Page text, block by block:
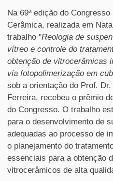
Na 69ª edição do
Cerâmica, realizada em
trabalho "Reologia de
vítreo e controle do
obtenção de vitrocerâmicas
via fotopolimerização em
sob a orientação do Prof.
Ferreira, recebeu o prêmio
do Congresso. O trabalho
para o desenvolvimento de
adequadas ao processo de
o planejamento do
essenciais para a obtenção
vitrocerâmicos de alta